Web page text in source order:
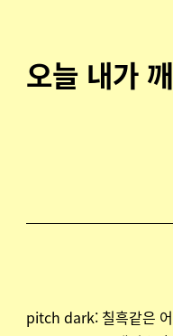
오늘 내가
pitch dark: 칠흑같은